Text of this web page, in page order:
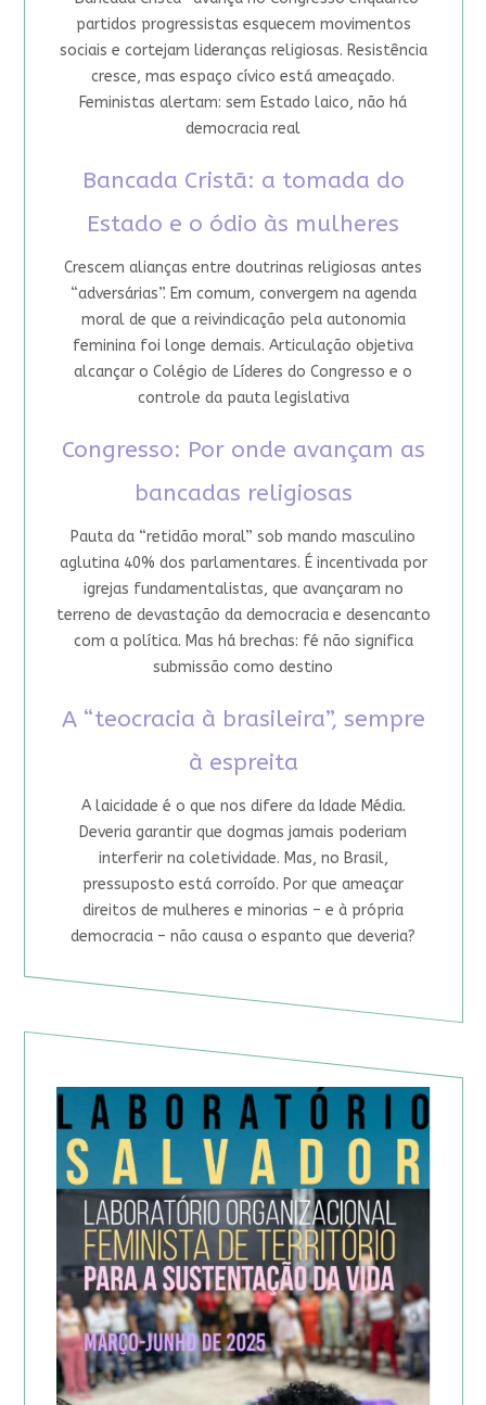
partidos progressistas esquecem movimentos
sociais e cortejam lideranças religiosas. Resistência
cresce, mas espaço cívico está ameaçado.
Feministas alertam: sem Estado laico, não há
democracia real
Bancada Cristã: a tomada do
Estado e o ódio às mulheres
Crescem alianças entre doutrinas religiosas antes
“adversárias”. Em comum, convergem na agenda
moral de que a reivindicação pela autonomia
feminina foi longe demais. Articulação objetiva
alcançar o Colégio de Líderes do Congresso e o
controle da pauta legislativa
Congresso: Por onde avançam as
bancadas religiosas
Pauta da “retidão moral” sob mando masculino
aglutina 40% dos parlamentares. É incentivada por
igrejas fundamentalistas, que avançaram no
terreno de devastação da democracia e desencanto
com a política. Mas há brechas: fé não significa
submissão como destino
A “teocracia à brasileira”, sempre
à espreita
A laicidade é o que nos difere da Idade Média.
Deveria garantir que dogmas jamais poderiam
interferir na coletividade. Mas, no Brasil,
pressuposto está corroído. Por que ameaçar
direitos de mulheres e minorias – e à própria
democracia – não causa o espanto que deveria?